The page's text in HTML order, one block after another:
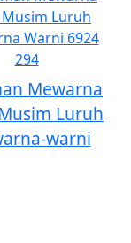
Mewarna
Luruh
warni